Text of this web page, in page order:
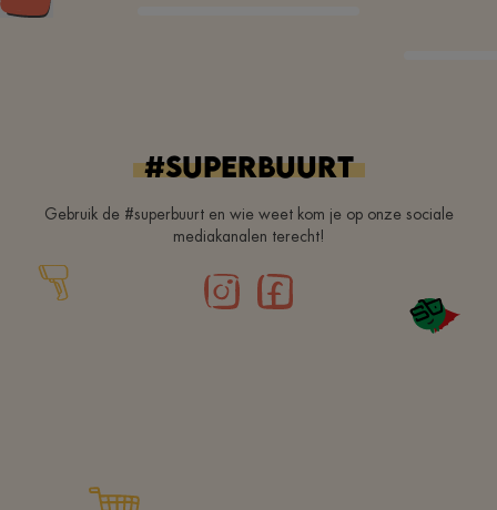
#superbuurt
Gebruik de #superbuurt en wie weet kom je op onze sociale
mediakanalen terecht!